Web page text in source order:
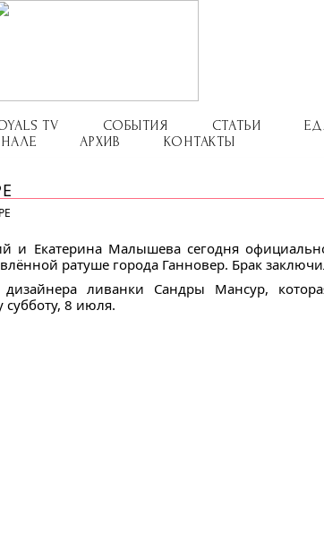
TV СОБЫТИЯ СТАТЬИ
АРХИВ КОНТАКТЫ
и Екатерина Малышева сегодня
ратуше города Ганновер. Брак
ливанки Сандры Мансур,
8 июля.